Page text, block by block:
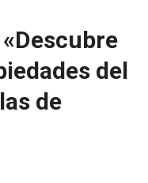
del
de